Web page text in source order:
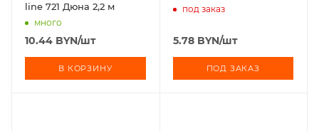
line 721 Дюна 2,2 м
много
10.44 BYN/шт
В КОРЗИНУ
под заказ
5.78BYN/шт
ПОД ЗАКАЗ